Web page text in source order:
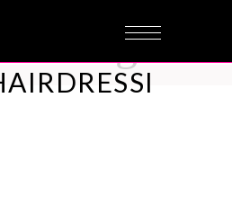
blog